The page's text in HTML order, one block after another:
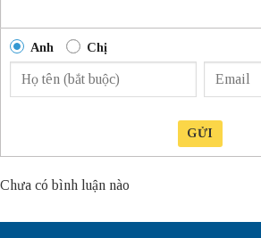
Anh Chị
GỬI
Chưa có bình luận nào